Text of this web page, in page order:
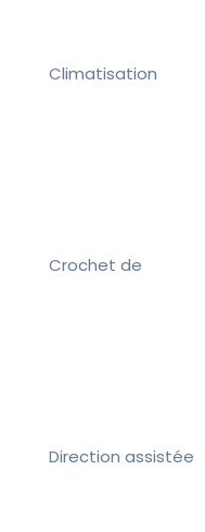
Climatisation
Crochet de
Direction assistée